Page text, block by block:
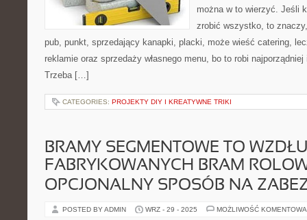
można w to wierzyć. Jeśli
zrobić wszystko, to
pub, punkt, sprzedający kanapki, placki, może wieść catering,
reklamie oraz sprzedaży własnego menu, bo to robi
Trzeba […]
CATEGORIES: PROJEKTY DIY I KREATYWNE TRIKI
BRAMY SEGMENTOWE TO
FABRYKOWANYCH BRAM
OPCJONALNY SPOSÓB NA
POSTED BY ADMIN WRZ - 29 - 2025 MOŻLIWOŚĆ